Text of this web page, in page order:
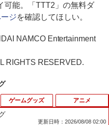
可能。「TTT2」の無料ダ
ジを確認してほしい。
NAMCO Entertainment
RIGHTS RESERVED.
更新日時：2026/08/08 02:00
ゲームグッズ アニメ